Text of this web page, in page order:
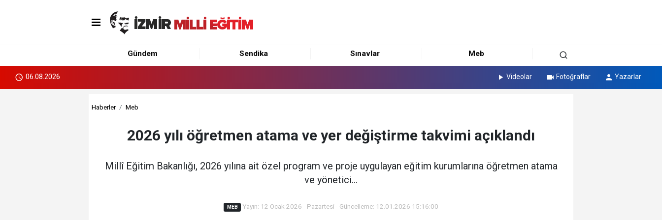
Gündem Sendika Sınavlar Meb
06.08.2026 Videolar Fotoğraflar Yazarlar
Haberler Meb
2026 yılı öğretmen atama ve yer değiştirme takvimi açıklandı
Millî Eğitim Bakanlığı, 2026 yılına ait özel program ve proje uygulayan eğitim kurumlarına öğretmen atama
ve yönetici...
MEB Yayın: 12 Ocak 2026 - Pazartesi - Güncelleme: 12.01.2026 15:16:00